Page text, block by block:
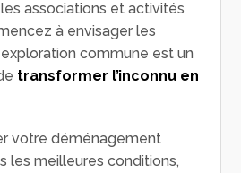
associations et activités
à envisager les
commune est un
transformer l’inconnu en
votre déménagement
les meilleures conditions,